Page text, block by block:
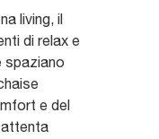
living, il
di relax e
spaziano
e del